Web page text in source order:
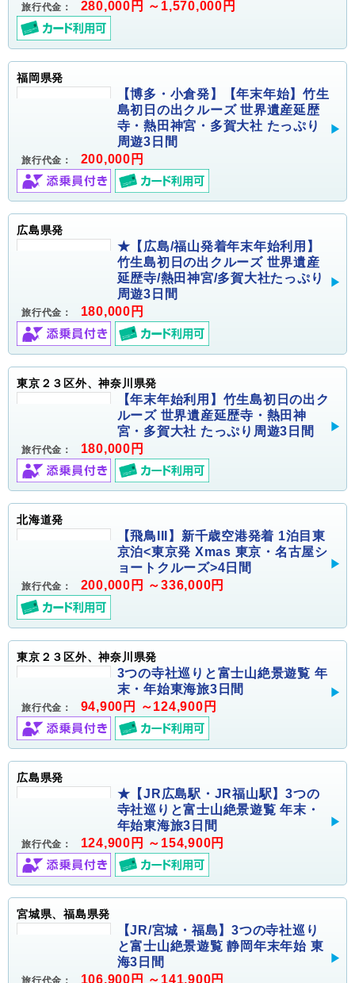
旅行代金： 280,000円 ～1,570,000円
福岡県発
【博多・小倉発】【年末年始】竹生
島初日の出クルーズ 世界遺産延歴
寺・熱田神宮・多賀大社 たっぷり
周遊3日間
旅行代金： 200,000円
広島県発
★【広島/福山発着年末年始利用】
竹生島初日の出クルーズ 世界遺産
延歴寺/熱田神宮/多賀大社たっぷり
周遊3日間
旅行代金： 180,000円
東京２３区外、神奈川県発
【年末年始利用】竹生島初日の出ク
ルーズ 世界遺産延歴寺・熱田神
宮・多賀大社 たっぷり周遊3日間
旅行代金： 180,000円
北海道発
【飛鳥III】新千歳空港発着 1泊目東
京泊<東京発 Xmas 東京・名古屋シ
ョートクルーズ>4日間
旅行代金： 200,000円 ～336,000円
東京２３区外、神奈川県発
3つの寺社巡りと富士山絶景遊覧 年
末・年始東海旅3日間
旅行代金： 94,900円 ～124,900円
広島県発
★【JR広島駅・JR福山駅】3つの
寺社巡りと富士山絶景遊覧 年末・
年始東海旅3日間
旅行代金： 124,900円 ～154,900円
宮城県、福島県発
【JR/宮城・福島】3つの寺社巡り
と富士山絶景遊覧 静岡年末年始 東
海3日間
106,900円 ～141,900円